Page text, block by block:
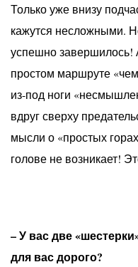
Только уже внизу
кажутся несложными.
успешно завершилось!
простом маршруте
из-под ноги
вдруг сверху
мысли о «простых
голове не возникает!
– У вас две
для вас дорого?